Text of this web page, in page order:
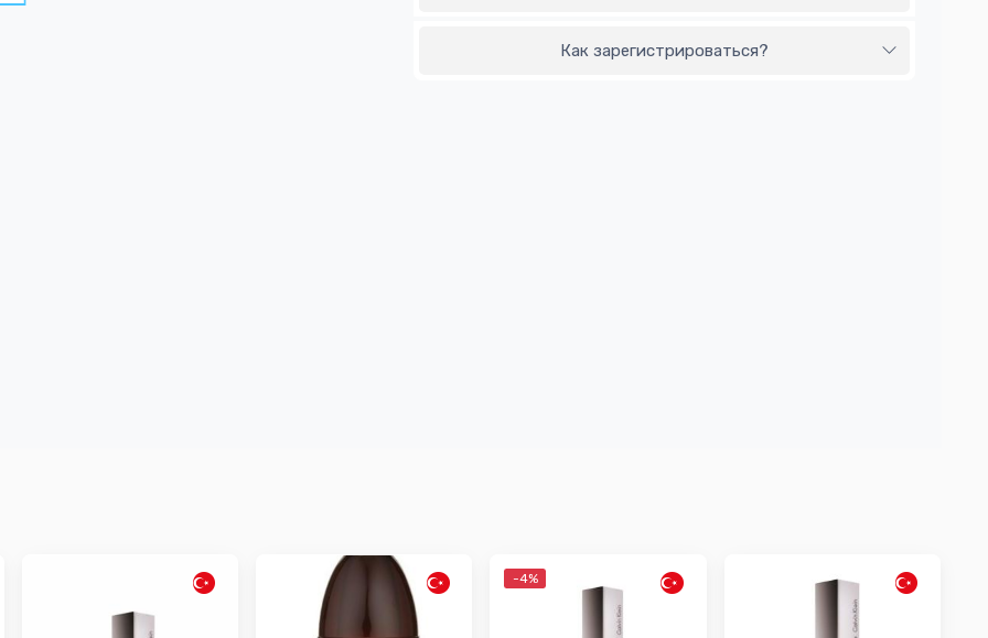
Как зарегистрироваться?
-4%